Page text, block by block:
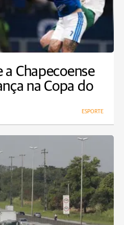
a Chapecoense
na Copa do
ESPORTE